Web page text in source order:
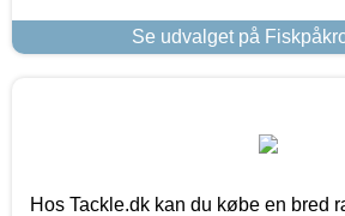
Se udvalget på
Hos Tackle.dk kan du købe en bred